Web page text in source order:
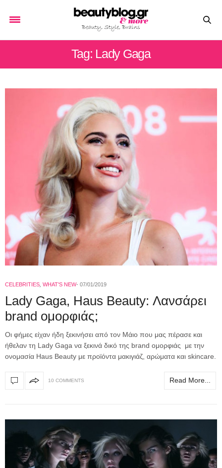
Tag: Lady Gaga
CELEBRITIES WHAT'S NEW 07/01/2019
Lady Gaga, Haus Beauty: Λανσάρει
brand ομορφιάς;
Οι φήμες είχαν ήδη ξεκινήσει από τον Μάιο που μας πέρασε και
ήθελαν τη Lady Gaga να ξεκινά δικό της brand ομορφιάς με την
ονομασία Haus Beauty με προϊόντα μακιγιάζ, αρώματα και skincare.
10 COMMENTS Read More...